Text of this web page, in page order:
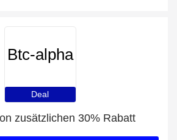
Btc-alpha
Deal
zusätzlichen 30% Rabatt